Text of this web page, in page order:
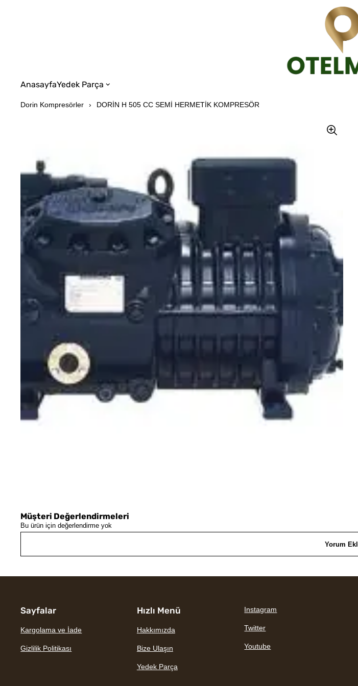
AnasayfaYedek Parça
Dorin Kompresörler DORİN H 505 CC SEMİ HERMETİK KOMPRESÖR
Müşteri Değerlendirmeleri
Bu ürün için değerlendirme yok
Yorum
Sayfalar
Kargolama ve İade
Gizlilik Politikası
Hızlı Menü
Hakkımızda
Bize Ulaşın
Yedek Parça
Instagram
Twitter
Youtube